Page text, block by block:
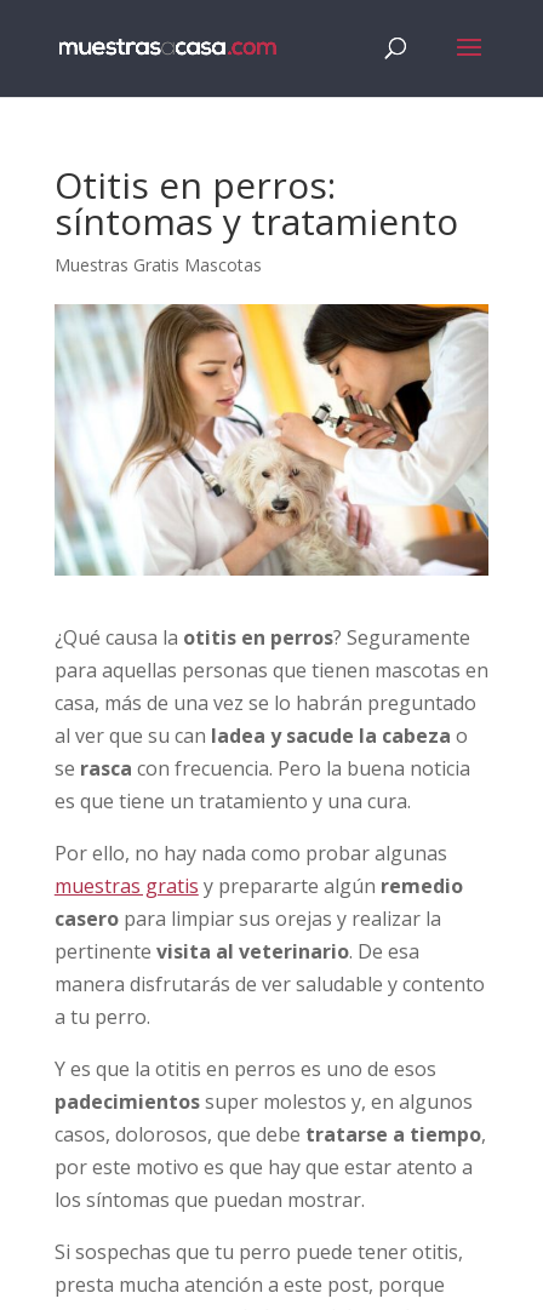
Otitis en perros:
síntomas y tratamiento
Muestras Gratis Mascotas
¿Qué causa la otitis en perros? Seguramente
para aquellas personas que tienen mascotas en
casa, más de una vez se lo habrán preguntado
al ver que su can ladea y sacude la cabeza o
se rasca con frecuencia. Pero la buena noticia
es que tiene un tratamiento y una cura.
Por ello, no hay nada como probar algunas
muestras gratis y prepararte algún remedio
caseropara limpiar sus orejas y realizar la
pertinente visita al veterinario. De esa
manera disfrutarás de ver saludable y contento
a tu perro.
Y es que la otitis en perros es uno de esos
padecimientossuper molestos y, en algunos
casos, dolorosos, que debe tratarse a tiempo,
por este motivo es que hay que estar atento a
los síntomas que puedan mostrar.
Si sospechas que tu perro puede tener otitis,
presta mucha atención a este post, porque